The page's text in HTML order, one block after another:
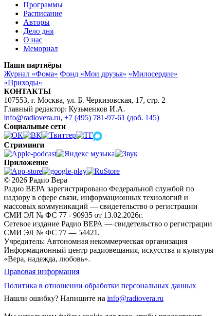
Программы
Расписание
Авторы
Дело дня
О нас
Мемориал
Наши партнёры
Журнал «Фома» Фонд «Мои друзья» «Милосердие»
«Приходы»
КОНТАКТЫ
107553, г. Москва, ул. Б. Черкизовская, 17, стр. 2
Главный редактор: Кузьменков И.А.
info@radiovera.ru, +7 (495) 781-97-61 (доб. 145)
Социальные сети
Стриминги
Приложение
© 2026 Радио Вера
Радио ВЕРА зарегистрировано Федеральной службой по
надзору в сфере связи, информационных технологий и
массовых коммуникаций — свидетельство о регистрации
СМИ ЭЛ № ФС 77 - 90935 от 13.02.2026г.
Сетевое издание Радио ВЕРА — свидетельство о регистрации
СМИ ЭЛ № ФС 77 — 54421.
Учредитель: Автономная некоммерческая организация
Информационный центр радиовещания, искусства и культуры
«Вера, надежда, любовь».
Правовая информация
Политика в отношении обработки персональных данных
Нашли ошибку? Напишите на info@radiovera.ru